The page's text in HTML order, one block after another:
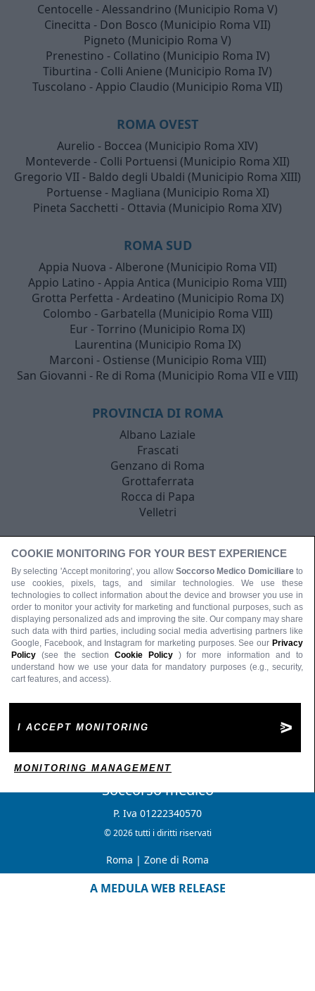
Centocelle - Alessandrino (Municipio Roma V)
Cinecitta - Don Bosco (Municipio Roma VII)
Pigneto (Municipio Roma V)
Prenestino - Collatino (Municipio Roma IV)
Tiburtina - Colli Aniene (Municipio Roma IV)
Tuscolano - Appio Claudio (Municipio Roma VII)
ROMA OVEST
Aurelio - Boccea (Municipio Roma XIV)
Monteverde - Colli Portuensi (Municipio Roma XII)
Gregorio VII - Baldo degli Ubaldi (Municipio Roma XIII)
Portuense - Magliana (Municipio Roma XI)
Pineta Sacchetti - Ottavia (Municipio Roma XIV)
ROMA SUD
Appia Nuova - Alberone (Municipio Roma VII)
Appio Latino - Appia Antica (Municipio Roma VIII)
Grotta Perfetta - Ardeatino (Municipio Roma IX)
Colombo - Garbatella (Municipio Roma VIII)
Eur - Torrino (Municipio Roma IX)
Laurentina (Municipio Roma IX)
Marconi - Ostiense (Municipio Roma VIII)
San Giovanni - Re di Roma (Municipio Roma VII e VIII)
PROVINCIA DI ROMA
Albano Laziale
Frascati
Genzano di Roma
Grottaferrata
Rocca di Papa
Velletri
Soccorso medico
P. Iva 01222340570
© 2026 tutti i diritti riservati
Roma | Zone di Roma
A MEDULA WEB RELEASE
COOKIE MONITORING FOR YOUR BEST EXPERIENCE
By selecting 'Accept monitoring', you allow Soccorso Medico Domiciliare to
use cookies, pixels, tags, and similar technologies. We use these
technologies to collect information about the device and browser you use in
order to monitor your activity for marketing and functional purposes, such as
displaying personalized ads and improving the site. Our company may share
such data with third parties, including social media advertising partners like
Google, Facebook, and Instagram for marketing purposes. See our Privacy
Policy (see the section Cookie Policy
) for more information and to
understand how we use your data for mandatory purposes (e.g., security,
cart features, and access).
I ACCEPT MONITORING
MONITORING MANAGEMENT